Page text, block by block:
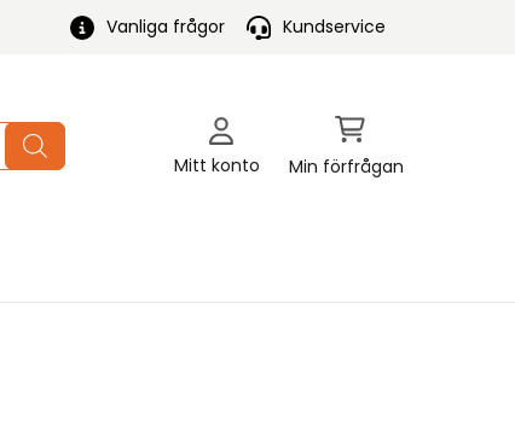
Vanliga frågor Kundservice
Mitt konto Min förfrågan